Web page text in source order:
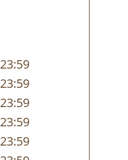
bis
23:59
bis
23:59
bis
23:59
bis
23:59
bis
23:59